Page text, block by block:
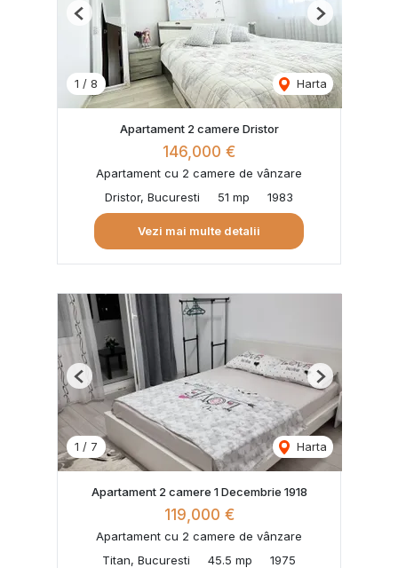
1 / 8 Harta
Previous Next
Apartament 2 camere Dristor
146,000 €
Apartament cu 2 camere de vânzare
Dristor, Bucuresti
51 mp 1983
Vezi mai multe detalii
1 / 7 Harta
Previous Next
Apartament 2 camere 1 Decembrie 1918
119,000 €
Apartament cu 2 camere de vânzare
Titan, Bucuresti
45.5 mp 1975